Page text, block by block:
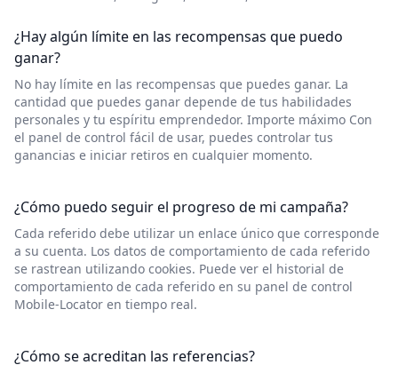
¿Hay algún límite en las recompensas que puedo
ganar?
No hay límite en las recompensas que puedes ganar. La
cantidad que puedes ganar depende de tus habilidades
personales y tu espíritu emprendedor. Importe máximo Con
el panel de control fácil de usar, puedes controlar tus
ganancias e iniciar retiros en cualquier momento.
¿Cómo puedo seguir el progreso de mi campaña?
Cada referido debe utilizar un enlace único que corresponde
a su cuenta. Los datos de comportamiento de cada referido
se rastrean utilizando cookies. Puede ver el historial de
comportamiento de cada referido en su panel de control
Mobile-Locator en tiempo real.
¿Cómo se acreditan las referencias?